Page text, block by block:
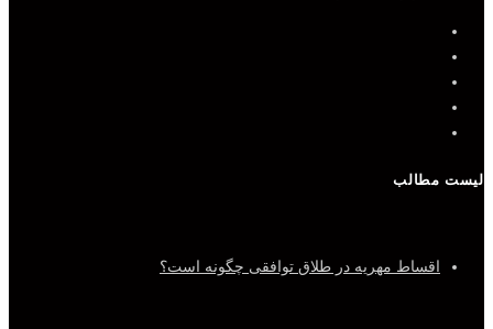
لیست مطالب
اقساط مهریه در طلاق توافقی چگونه است؟